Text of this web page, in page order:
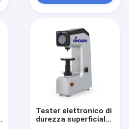
Tester elettronico di
durezza superficiale